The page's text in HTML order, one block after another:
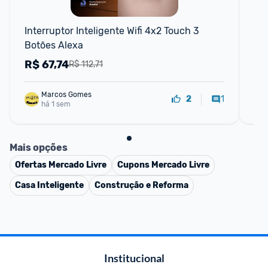
Interruptor Inteligente Wifi 4x2 Touch 3
Botões Alexa
R$ 112,71
R$67,74
Marcos Gomes
há 1 sem
2 1
Mais opções
Ofertas Mercado Livre Cupons Mercado Livre
Casa Inteligente
Construção e Reforma
Institucional